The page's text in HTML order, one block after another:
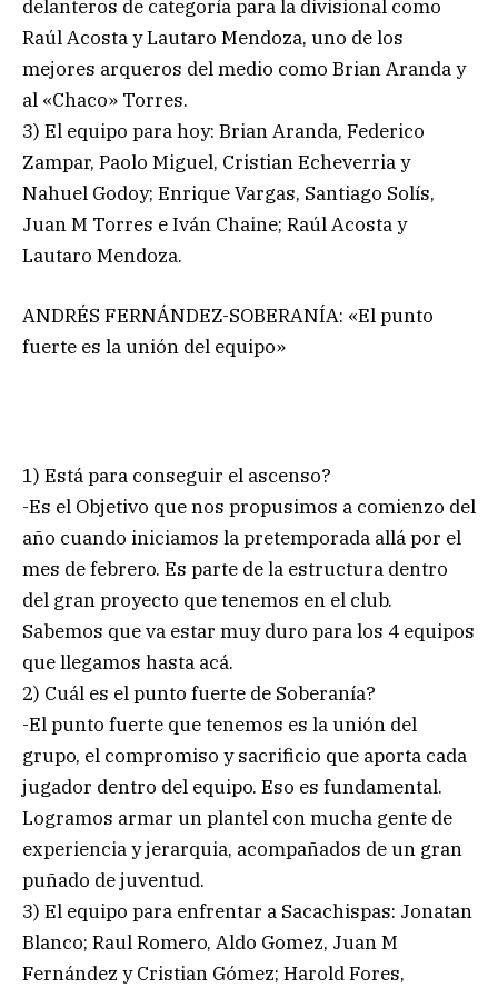
delanteros de categoría para la divisional como
Raúl Acosta y Lautaro Mendoza, uno de los
mejores arqueros del medio como Brian Aranda y
al «Chaco» Torres.
3) El equipo para hoy: Brian Aranda, Federico
Zampar, Paolo Miguel, Cristian Echeverria y
Nahuel Godoy; Enrique Vargas, Santiago Solís,
Juan M Torres e Iván Chaine; Raúl Acosta y
Lautaro Mendoza.
ANDRÉS FERNÁNDEZ-SOBERANÍA: «El punto
fuerte es la unión del equipo»
1) Está para conseguir el ascenso?
-Es el Objetivo que nos propusimos a comienzo del
año cuando iniciamos la pretemporada allá por el
mes de febrero. Es parte de la estructura dentro
del gran proyecto que tenemos en el club.
Sabemos que va estar muy duro para los 4 equipos
que llegamos hasta acá.
2) Cuál es el punto fuerte de Soberanía?
-El punto fuerte que tenemos es la unión del
grupo, el compromiso y sacrificio que aporta cada
jugador dentro del equipo. Eso es fundamental.
Logramos armar un plantel con mucha gente de
experiencia y jerarquia, acompañados de un gran
puñado de juventud.
3) El equipo para enfrentar a Sacachispas: Jonatan
Blanco; Raul Romero, Aldo Gomez, Juan M
Fernández y Cristian Gómez; Harold Fores,